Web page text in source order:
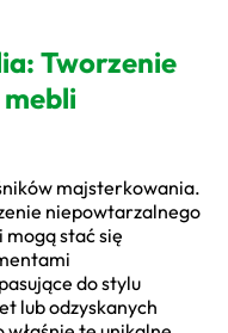
Tworzenie
majsterkowania.
niepowtarzalnego
stać się
do stylu
lub odzyskanych